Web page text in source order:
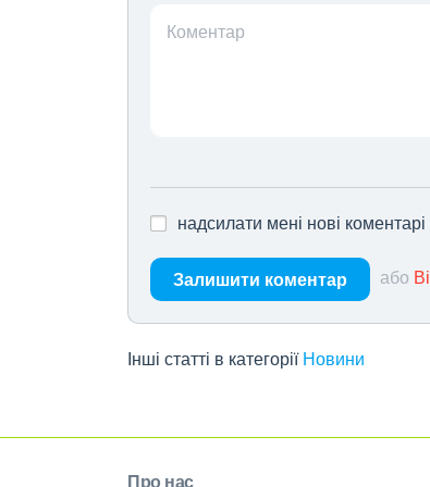
Коментар
надсилати мені нові
Залишити коментар або
Інші статті в категорії Новини
Про нас